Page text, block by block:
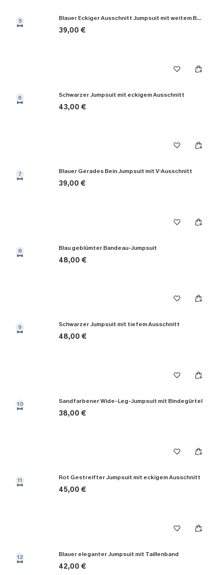
5 Blauer Eckiger Ausschnitt Jumpsuit mit weitem Bein
39,00 €
6 Schwarzer Jumpsuit mit eckigem Ausschnitt
43,00 €
7 Blauer Gerades Bein Jumpsuit mit V-Ausschnitt
39,00 €
8 Blau geblümter Bandeau-Jumpsuit
48,00 €
9 Schwarzer Jumpsuit mit tiefem Ausschnitt
48,00 €
10 Sandfarbener Wide-Leg-Jumpsuit mit Bindegürtel
38,00 €
11 Rot Gestreifter Jumpsuit mit eckigem Ausschnitt
45,00 €
12 Blauer eleganter Jumpsuit mit Taillenband
42,00 €